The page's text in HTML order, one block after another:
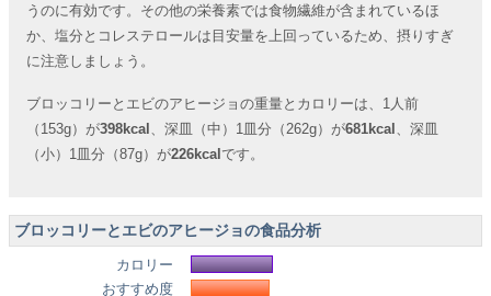
うのに有効です。その他の栄養素では食物繊維が含まれているほ
か、塩分とコレステロールは目安量を上回っているため、摂りすぎ
に注意しましょう。
ブロッコリーとエビのアヒージョの重量とカロリーは、1人前
（153g）が398kcal 、深皿（中）1皿分（262g）が681kcal 、深皿
（小）1皿分（87g）が226kcal です。
ブロッコリーとエビのアヒージョの食品分析
カロリー
おすすめ度